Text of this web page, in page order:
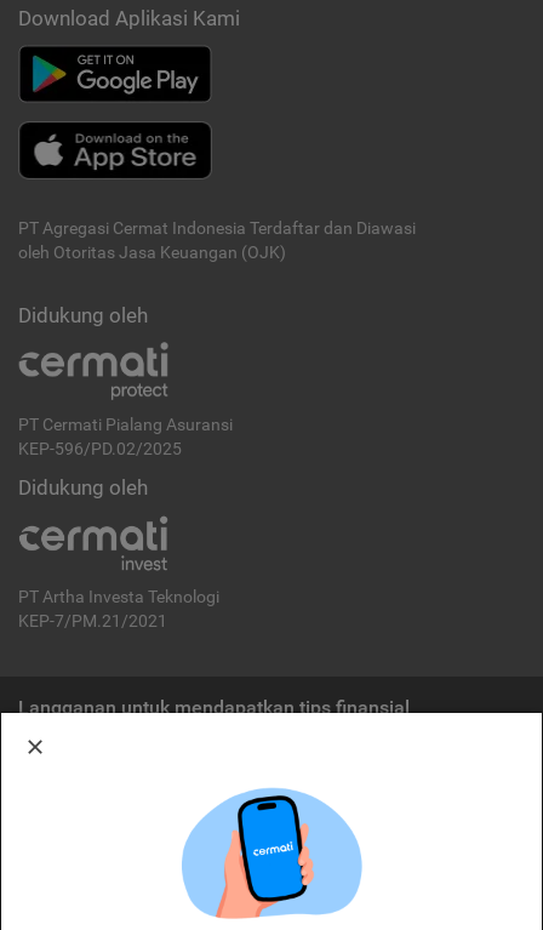
Download Aplikasi Kami
PT Agregasi Cermat Indonesia Terdaftar dan Diawasi
oleh Otoritas Jasa Keuangan (OJK)
Didukung oleh
PT Cermati Pialang Asuransi
KEP-596/PD.02/2025
Didukung oleh
PT Artha Investa Teknologi
KEP-7/PM.21/2021
Langganan untuk mendapatkan tips finansial
Cermati merupakan penyelenggara agregasi jasa keuangan yang terdaftar di
OJK. Oleh karena itu, produk dan/atau layanan jasa keuangan yang
ditawarkan bukan merupakan produk dan/atau layanan jasa keuangan yang
diterbitkan oleh Cermati dan Cermati tidak bertanggung jawab atas tuntutan